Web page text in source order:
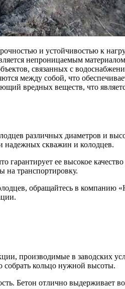
и устойчивостью к
непроницаемым
связанных с
между собой, что
вредных веществ, что
различных диаметров и
надежных скважин и колодцев.
ее высокое
на транспортировку.
обращайтесь в
производимые в заводских
собрать кольцо нужной высоты.
Бетон отлично выдерживает